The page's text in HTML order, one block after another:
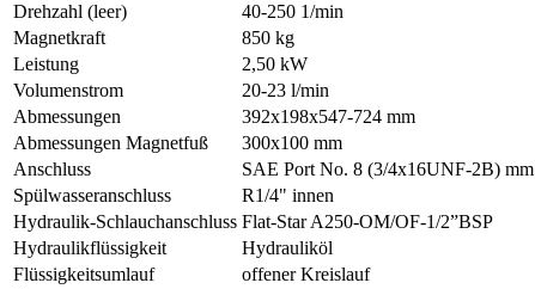
Drehzahl (leer)
40-250 1/min
Magnetkraft
850 kg
Leistung
2,50 kW
Volumenstrom
20-23 l/min
Abmessungen
392x198x547-724 mm
Abmessungen Magnetfuß
300x100 mm
Anschluss
SAE Port No. 8 (3/4x16UNF-2B) mm
Spülwasseranschluss
R1/4" innen
Hydraulik-Schlauchanschluss Flat-Star A250-OM/OF-1/2”BSP
Hydraulikflüssigkeit
Hydrauliköl
Flüssigkeitsumlauf
offener Kreislauf